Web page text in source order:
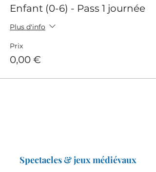
Enfant (0-6) - Pass 1 journée
Plus d'info
Prix
0,00 €
Spectacles & jeux médiévaux